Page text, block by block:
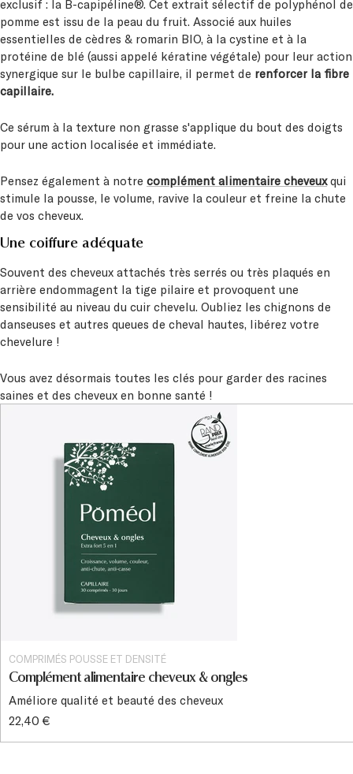
exclusif : la B-capipéline®. Cet extrait sélectif de polyphénol de
pomme est issu de la peau du fruit. Associé aux huiles
essentielles de cèdres & romarin BIO, à la cystine et à la
protéine de blé (aussi appelé kératine végétale) pour leur action
synergique sur le bulbe capillaire, il permet de renforcer la fibre
capillaire.
Ce sérum à la texture non grasse s'applique du bout des doigts
pour une action localisée et immédiate.
Pensez également à notre complément alimentaire cheveuxqui
stimule la pousse, le volume, ravive la couleur et freine la chute
de vos cheveux.
Une coiffure adéquate
Souvent des cheveux attachés très serrés ou très plaqués en
arrière endommagent la tige pilaire et provoquent une
sensibilité au niveau du cuir chevelu. Oubliez les chignons de
danseuses et autres queues de cheval hautes, libérez votre
chevelure !
Vous avez désormais toutes les clés pour garder des racines
saines et des cheveux en bonne santé !
COMPRIMÉS POUSSE ET DENSITÉ
Complément alimentaire cheveux & ongles
Améliore qualité et beauté des cheveux
22,40 €